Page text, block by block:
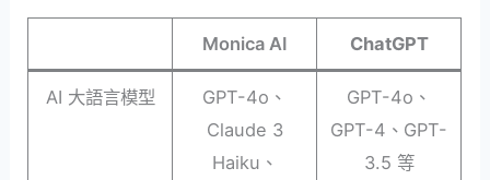
Monica AI ChatGPT
AI 大語言模型
GPT-4o、
Claude 3
Haiku、
GPT-4o、
GPT-4、GPT-
3.5 等